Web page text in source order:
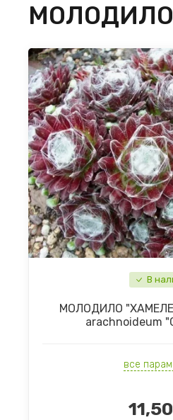
МОЛОДИЛО
В
МОЛОДИЛО
arachnoideum
все
11,50